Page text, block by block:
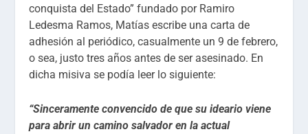
conquista del Estado” fundado por Ramiro
Ledesma Ramos, Matías escribe una carta de
adhesión al periódico, casualmente un 9 de febrero,
o sea, justo tres años antes de ser asesinado. En
dicha misiva se podía leer lo siguiente:
“Sinceramente convencido de que su ideario viene
para abrir un camino salvador en la actual